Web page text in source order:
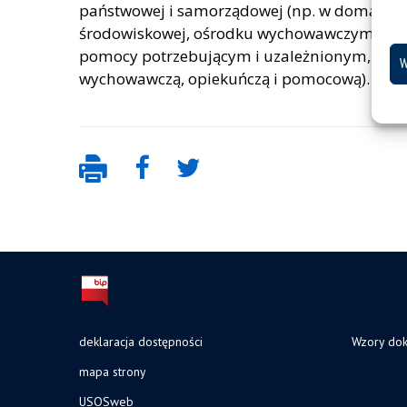
państwowej i samo­rządowej (np. w domach
środowiskowej, ośrodku wychowawczym,
pomocy potrzebującym i uzależnionym,
wychowawczą, opiekuńczą i pomocową).
deklaracja dostępności
mapa strony
USOSweb
Wzory